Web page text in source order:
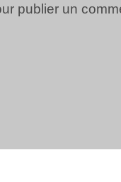
publier un